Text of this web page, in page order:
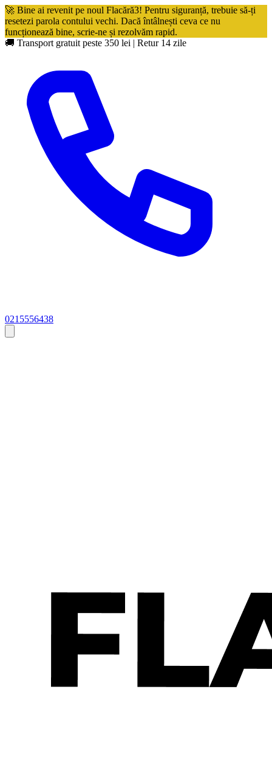
🚀 Bine ai revenit pe noul Flacără3! Pentru siguranță, trebuie să-ți
resetezi parola contului vechi. Dacă întâlnești ceva ce nu
funcționează bine, scrie-ne și rezolvăm rapid.
🚚 Transport gratuit peste 350 lei | Retur 14 zile
0215556438